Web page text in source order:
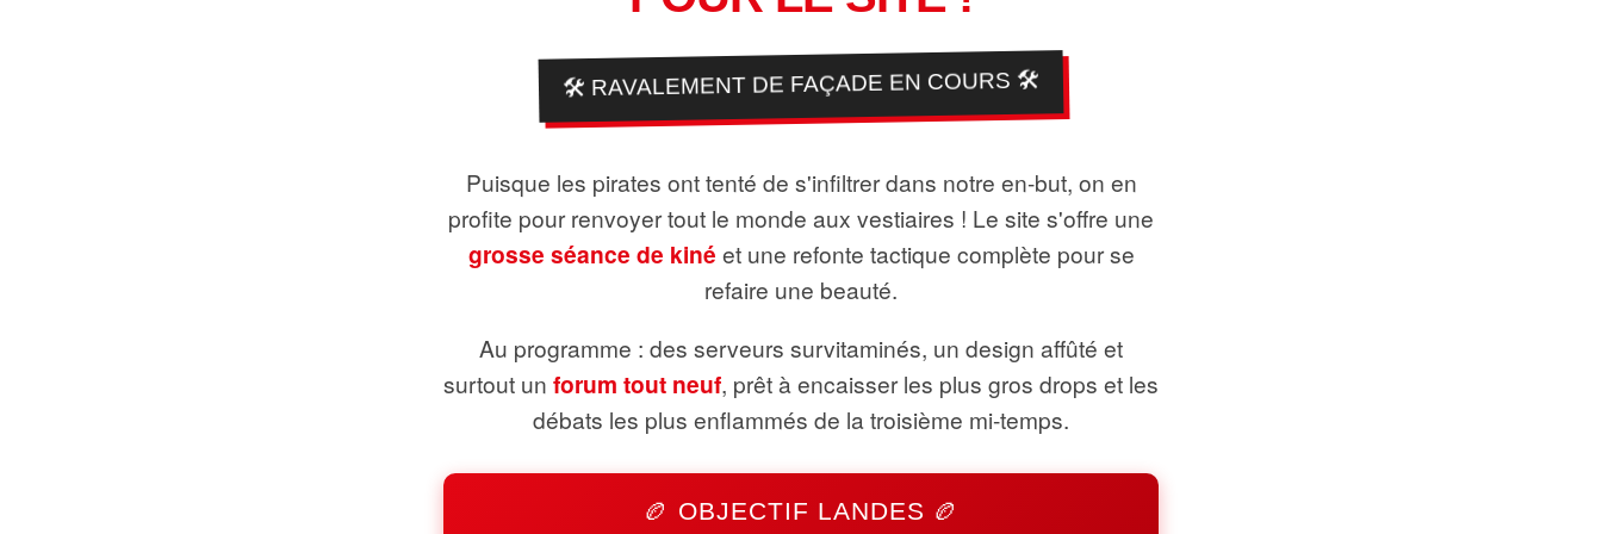
🛠️ RAVALEMENT DE FAÇADE EN COURS 🛠️
Puisque les pirates ont tenté de s'infiltrer dans notre en-but, on en
profite pour renvoyer tout le monde aux vestiaires ! Le site s'offre une
grosse séance de kiné et une refonte tactique complète pour se
refaire une beauté.
Au programme : des serveurs survitaminés, un design affûté et
surtout un forum tout neuf, prêt à encaisser les plus gros drops et les
débats les plus enflammés de la troisième mi-temps.
🏉 OBJECTIF LANDES 🏉